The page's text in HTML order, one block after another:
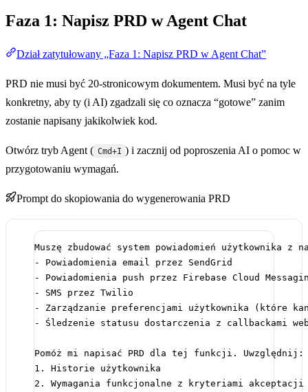
Faza 1: Napisz PRD w Agent Chat
Dział zatytułowany „Faza 1: Napisz PRD w Agent Chat”
PRD nie musi być 20-stronicowym dokumentem. Musi być na tyle
konkretny, aby ty (i AI) zgadzali się co oznacza “gotowe” zanim
zostanie napisany jakikolwiek kod.
Otwórz tryb Agent ( Cmd+I ) i zacznij od poproszenia AI o pomoc w
przygotowaniu wymagań.
Prompt do skopiowania do wygenerowania PRD
Muszę zbudować system powiadomień użytkownika z
- Powiadomienia email przez SendGrid
- Powiadomienia push przez Firebase Cloud
- SMS przez Twilio
- Zarządzanie preferencjami użytkownika (które
- Śledzenie statusu dostarczenia z callbackami
Pomóż mi napisać PRD dla tej funkcji. Uwzględnij:
1. Historie użytkownika
2. Wymagania funkcjonalne z kryteriami akceptacji